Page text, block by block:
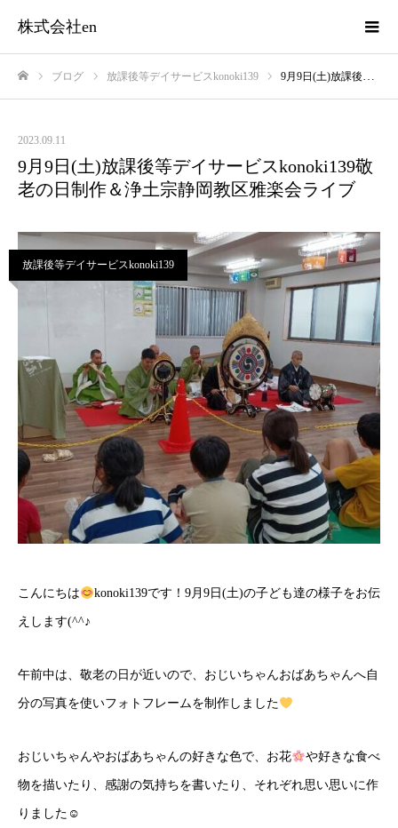
株式会社en
ブログ 放課後等デイサービスkonoki139 9月9日(土)放課後等デイサービスkonoki139敬老の日制作＆浄土宗静岡教区雅楽会ライブ
2023.09.11
9月9日(土)放課後等デイサービスkonoki139敬
老の日制作＆浄土宗静岡教区雅楽会ライブ
放課後等デイサービスkonoki139
こんにちは konoki139です！9月9日(土)の子ども達の様子をお伝
えします(^^♪
午前中は、敬老の日が近いので、おじいちゃんおばあちゃんへ自
分の写真を使いフォトフレームを制作しました
おじいちゃんやおばあちゃんの好きな色で、お花 や好きな食べ
物を描いたり、感謝の気持ちを書いたり、それぞれ思い思いに作
りました☺